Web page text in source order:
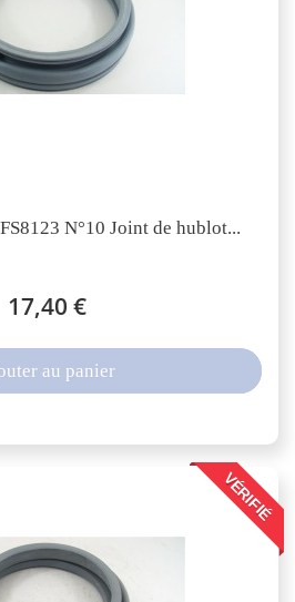
N°10 Joint de hublot...
17,40 €
au panier
VÉRIFIÉ